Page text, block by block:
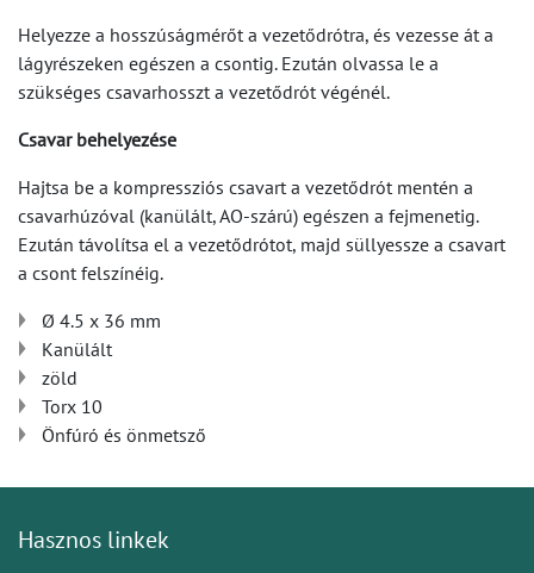
Helyezze a hosszúságmérőt a vezetődrótra, és vezesse át a
lágyrészeken egészen a csontig. Ezután olvassa le a
szükséges csavarhosszt a vezetődrót végénél.
Csavar behelyezése
Hajtsa be a kompressziós csavart a vezetődrót mentén a
csavarhúzóval (kanülált, AO-szárú) egészen a fejmenetig.
Ezután távolítsa el a vezetődrótot, majd süllyessze a csavart
a csont felszínéig.
Ø 4.5 x 36 mm
Kanülált
zöld
Torx 10
Önfúró és önmetsző
Hasznos linkek